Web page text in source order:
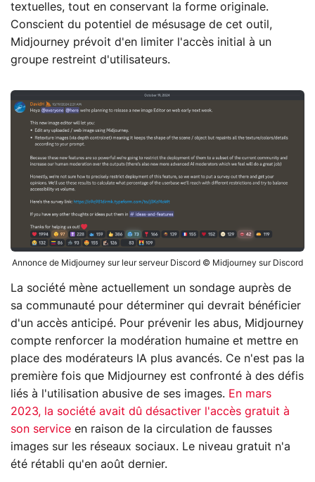
textuelles, tout en conservant la forme originale.
Conscient du potentiel de mésusage de cet outil,
Midjourney prévoit d'en limiter l'accès initial à un
groupe restreint d'utilisateurs.
Annonce de Midjourney sur leur serveur Discord © Midjourney sur Discord
La société mène actuellement un sondage auprès de
sa communauté pour déterminer qui devrait bénéficier
d'un accès anticipé. Pour prévenir les abus, Midjourney
compte renforcer la modération humaine et mettre en
place des modérateurs IA plus avancés. Ce n'est pas la
première fois que Midjourney est confronté à des défis
liés à l'utilisation abusive de ses images. En mars
2023, la société avait dû désactiver l'accès gratuit à
son service en raison de la circulation de fausses
images sur les réseaux sociaux. Le niveau gratuit n'a
été rétabli qu'en août dernier.